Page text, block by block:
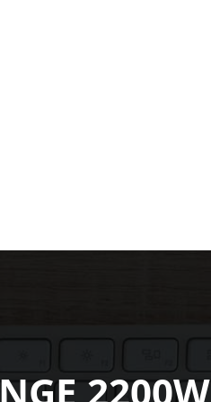
2200W